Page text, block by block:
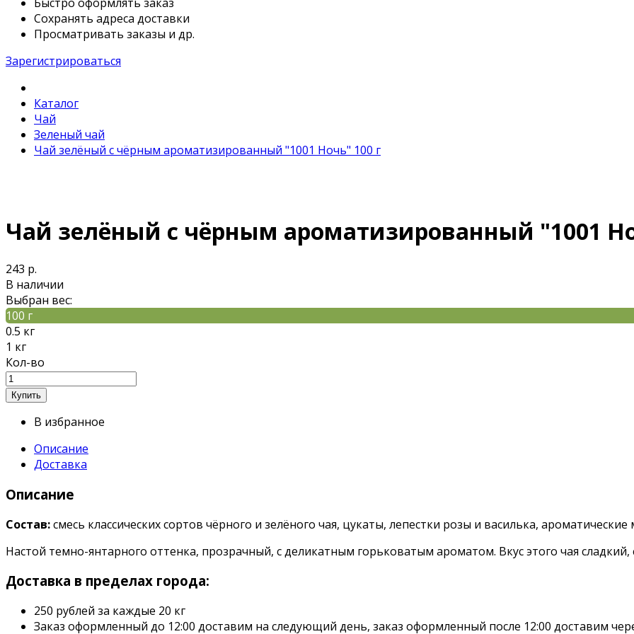
Быстро оформлять заказ
Сохранять адреса доставки
Просматривать заказы и др.
Зарегистрироваться
Каталог
Чай
Зеленый чай
Чай зелёный с чёрным ароматизированный "1001 Ночь" 100 г
Чай зелёный с чёрным ароматизированный "1001
243 р.
В наличии
Выбран вес:
100 г
0.5 кг
1 кг
Кол-во
В избранное
Описание
Доставка
Описание
Состав:смесь классических сортов чёрного и зелёного чая, цукаты, лепестки розы и василька, ароматические
Настой темно-янтарного оттенка, прозрачный, с деликатным горьковатым ароматом. Вкус этого чая сладкий,
Доставка в пределах города:
250 рублей за каждые 20 кг
Заказ оформленный до 12:00 доставим на следующий день, заказ оформленный после 12:00 доставим